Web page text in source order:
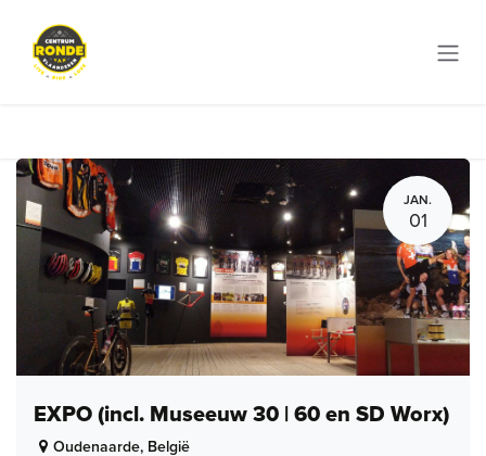
JAN.
01
EXPO (incl. Museeuw 30 | 60 en SD Worx)
Oudenaarde, België